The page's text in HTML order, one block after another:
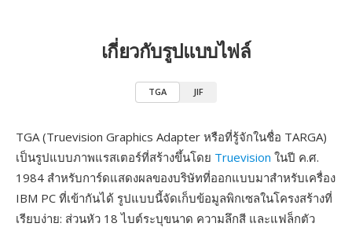
เกี่ยวกับรูปแบบไฟล์
TGA JIF
TGA (Truevision Graphics Adapter หรือที่รู้จักในชื่อ TARGA)
เป็นรูปแบบภาพแรสเตอร์ที่สร้างขึ้นโดย Truevision ในปี ค.ศ.
1984 สำหรับการ์ดแสดงผลของบริษัทที่ออกแบบมาสำหรับเครื่อง
IBM PC ที่เข้ากันได้ รูปแบบนี้จัดเก็บข้อมูลพิกเซลในโครงสร้างที่
เรียบง่าย: ส่วนหัว 18 ไบต์ระบุขนาด ความลึกสี และแฟล็กตัว